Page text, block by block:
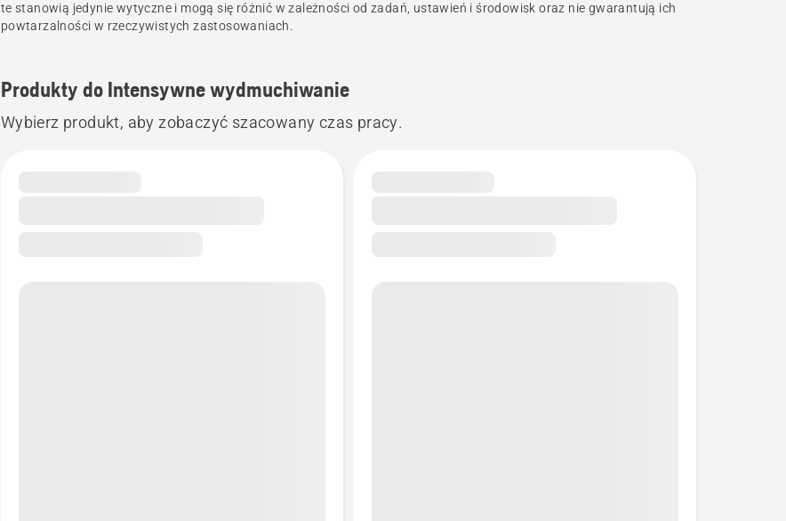
te stanowią jedynie wytyczne i mogą się różnić w zależności od zadań, ustawień i środowisk oraz nie gwarantują ich
powtarzalności w rzeczywistych zastosowaniach.
Produkty do Intensywne wydmuchiwanie
Wybierz produkt, aby zobaczyć szacowany czas pracy.